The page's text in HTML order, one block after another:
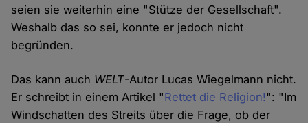
seien sie weiterhin eine "Stütze der Gesellschaft".
Weshalb das so sei, konnte er jedoch nicht
begründen.
Das kann auch WELT-Autor Lucas Wiegelmann nicht.
Er schreibt in einem Artikel "Rettet die Religion!": "Im
Windschatten des Streits über die Frage, ob der